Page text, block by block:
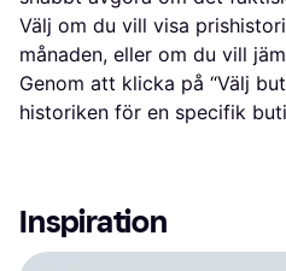
Välj om du vill visa
månaden, eller om du vill
Genom att klicka på “Välj
historiken för en specifik
Inspiration